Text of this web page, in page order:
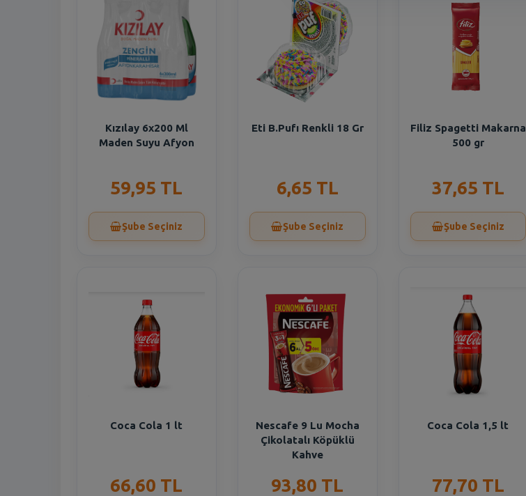
Kızılay 6x200 Ml
Maden Suyu Afyon
59,95 TL
Şube Seçiniz
Eti B.Pufı Renkli 18 Gr
6,65 TL
Şube Seçiniz
Filiz Spagetti Makarna
500 gr
37,65 TL
Şube Seçiniz
Coca Cola 1 lt
66,60 TL
Nescafe 9 Lu Mocha
Çikolatalı Köpüklü
Kahve
93,80 TL
Coca Cola 1,5 lt
77,70 TL